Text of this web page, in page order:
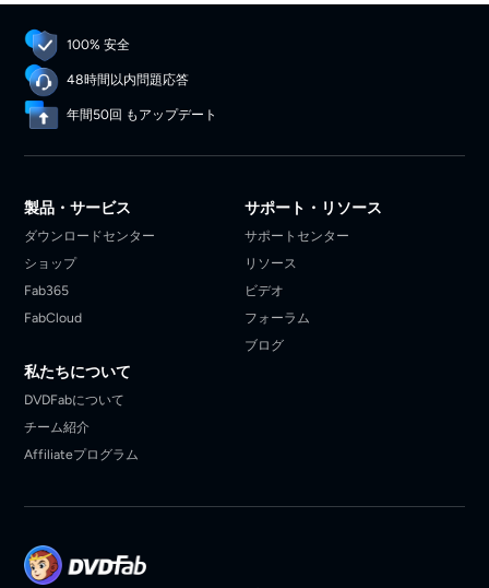
に合った最適な保存方法を納得して選びたい方、本
たい方におすすめできる一記事です。
100% 安全
48時間以内問題応答
年間50回 もアップデート
製品・サービス
ダウンロードセンター
ショップ
Fab365
FabCloud
サポート・リソース
サポートセンター
リソース
ビデオ
フォーラム
ブログ
私たちについて
DVDFabについて
チーム紹介
Affiliateプログラム